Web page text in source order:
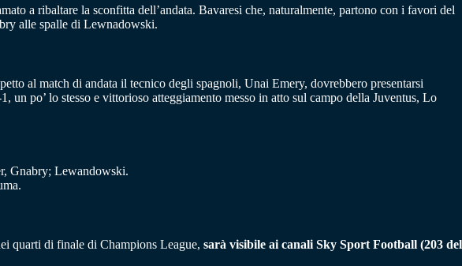
a ribaltare la sconfitta dell’andata. Bavaresi che, naturalmente, partono con i favori del
alle spalle di Lewnadowski.
al match di andata il tecnico degli spagnoli, Unai Emery, dovrebbero presentarsi
po’ lo stesso e vittorioso atteggiamento messo in atto sul campo della Juventus, Lo
Gnabry; Lewandowski.
quarti di finale di Champions League, sarà visibile ai canali Sky Sport Football (203 del